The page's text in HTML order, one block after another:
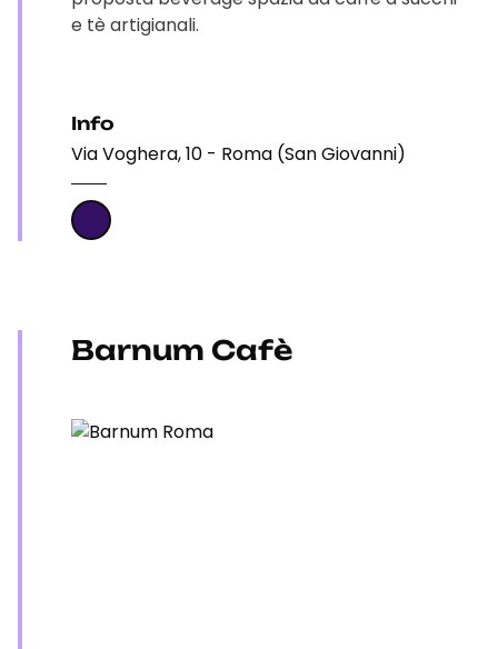
e tè artigianali.
Info
Via Voghera, 10 - Roma (San Giovanni)
Barnum Cafè